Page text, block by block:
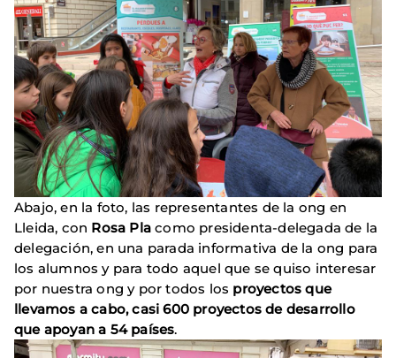
Abajo, en la foto, las representantes de la ong en
Lleida, con Rosa Pla como presidenta-delegada de la
delegación, en una parada informativa de la ong para
los alumnos y para todo aquel que se quiso interesar
por nuestra ong y por todos los proyectos que
llevamos a cabo, casi 600 proyectos de desarrollo
que apoyan a 54 países.